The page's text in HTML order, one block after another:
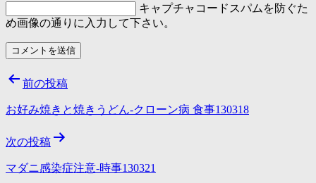
キャプチャコード スパムを防ぐた
め画像の通りに入力して下さい。
投
稿
ビ
ゲ
前の投稿
お好み焼きと焼きうどん-クローン病 食事130318
次の投稿
マダニ感染症注意-時事130321